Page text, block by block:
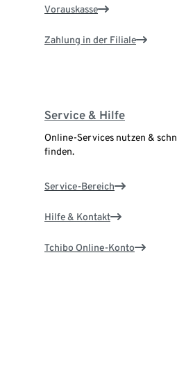
Vorauskasse
Zahlung in der Filiale
Service & Hilfe
Online-Services nutzen &
finden.
Service-Bereich
Hilfe & Kontakt
Tchibo Online-Konto